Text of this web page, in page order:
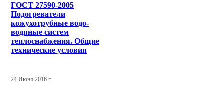
ГОСТ 27590-2005
Подогреватели
кожухотрубные водо-
водяные систем
теплоснабжения. Общие
технические условия
24 Июня 2016 г.